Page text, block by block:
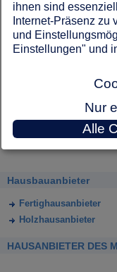
Hausbauanbieter
Fertighausanbieter
Holzhausanbieter
HAUSANBIETER DES
ihnen sind
Internet-Präsenz zu
und
Einstellungen" und
Nur
Alle